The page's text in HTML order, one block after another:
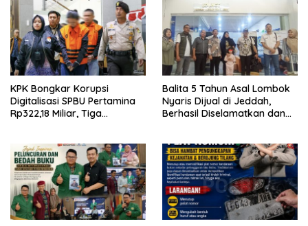
KPK Bongkar Korupsi
Digitalisasi SPBU Pertamina
Rp322,18 Miliar, Tiga
Balita 5 Tahun Asal Lombok
Nyaris Dijual di Jeddah,
Berhasil Diselamatkan dan